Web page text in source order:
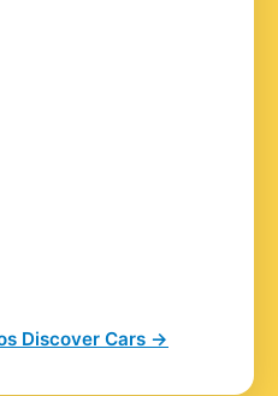
Discover Cars →